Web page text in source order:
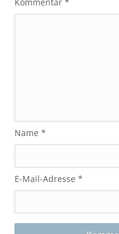
Name*
E-Mail-Adresse*